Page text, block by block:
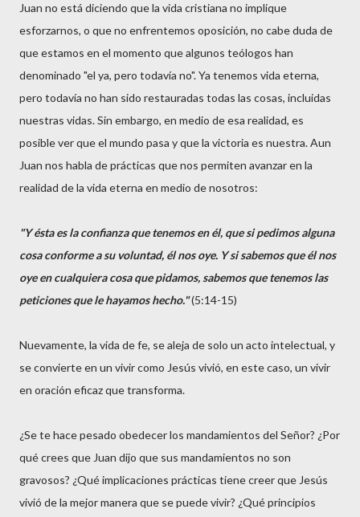
Juan no está diciendo que la vida cristiana no implique
esforzarnos, o que no enfrentemos oposición, no cabe duda de
que estamos en el momento que algunos teólogos han
denominado "el ya, pero todavía no". Ya tenemos vida eterna,
pero todavía no han sido restauradas todas las cosas, incluidas
nuestras vidas. Sin embargo, en medio de esa realidad, es
posible ver que el mundo pasa y que la victoria es nuestra. Aun
Juan nos habla de prácticas que nos permiten avanzar en la
realidad de la vida eterna en medio de nosotros:
"Y ésta es la confianza que tenemos en él, que si pedimos alguna
cosa conforme a su voluntad, él nos oye. Y si sabemos que él nos
oye en cualquiera cosa que pidamos, sabemos que tenemos las
peticiones que le hayamos hecho."(5:14-15)
Nuevamente, la vida de fe, se aleja de solo un acto intelectual, y
se convierte en un vivir como Jesús vivió, en este caso, un vivir
en oración eficaz que transforma.
¿Se te hace pesado obedecer los mandamientos del Señor? ¿Por
qué crees que Juan dijo que sus mandamientos no son
gravosos? ¿Qué implicaciones prácticas tiene creer que Jesús
vivió de la mejor manera que se puede vivir? ¿Qué principios